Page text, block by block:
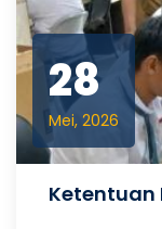
28
Mei, 2026
Ketentuan